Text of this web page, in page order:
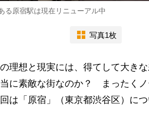
る原宿駅は現在リニューアル中
写真1枚
理想と現実には、得てして大き
に素敵な街なのか？ まったく
は「原宿」（東京都渋谷区）に